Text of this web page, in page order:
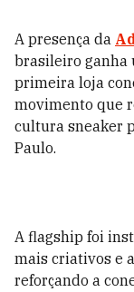
A presença da
brasileiro ganha
primeira loja
movimento que
cultura sneaker
Paulo.
A flagship foi
mais criativos e
reforçando a